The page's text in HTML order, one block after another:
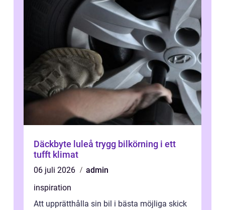
Däckbyte luleå trygg bilkörning i ett
tufft klimat
06 juli 2026
admin
inspiration
Att upprätthålla sin bil i bästa möjliga skick